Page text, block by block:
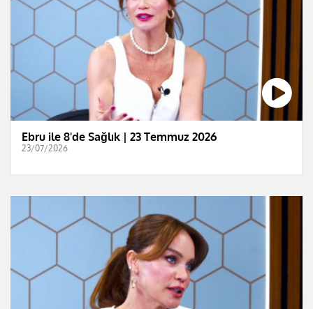
Ebru ile 8'de Sağlık | 23 Temmuz 2026
23/07/2026